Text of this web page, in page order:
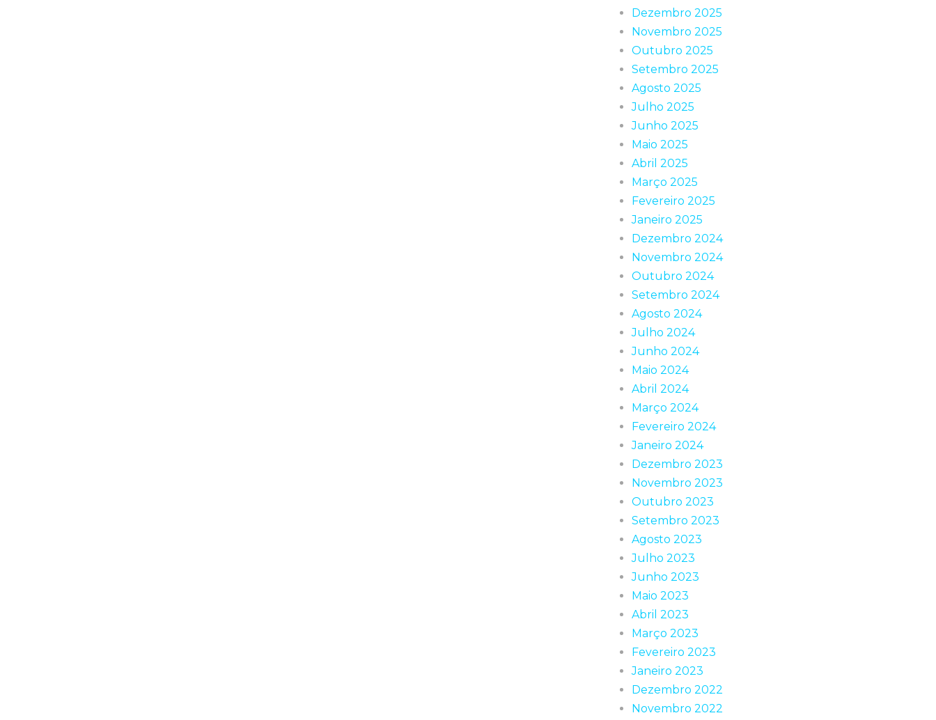
Dezembro 2025
Novembro 2025
Outubro 2025
Setembro 2025
Agosto 2025
Julho 2025
Junho 2025
Maio 2025
Abril 2025
Março 2025
Fevereiro 2025
Janeiro 2025
Dezembro 2024
Novembro 2024
Outubro 2024
Setembro 2024
Agosto 2024
Julho 2024
Junho 2024
Maio 2024
Abril 2024
Março 2024
Fevereiro 2024
Janeiro 2024
Dezembro 2023
Novembro 2023
Outubro 2023
Setembro 2023
Agosto 2023
Julho 2023
Junho 2023
Maio 2023
Abril 2023
Março 2023
Fevereiro 2023
Janeiro 2023
Dezembro 2022
Novembro 2022